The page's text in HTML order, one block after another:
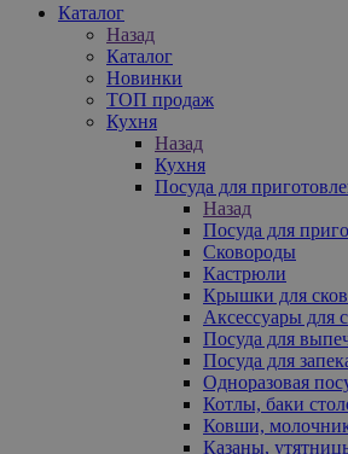
Каталог
Назад
Каталог
Новинки
ТОП продаж
Кухня
Назад
Кухня
Посуда для
Назад
Посуда для
Сковороды
Кастрюли
Крышки для
Аксессуары для
Посуда для
Посуда для
Одноразовая
Котлы, баки
Ковши,
Казаны,